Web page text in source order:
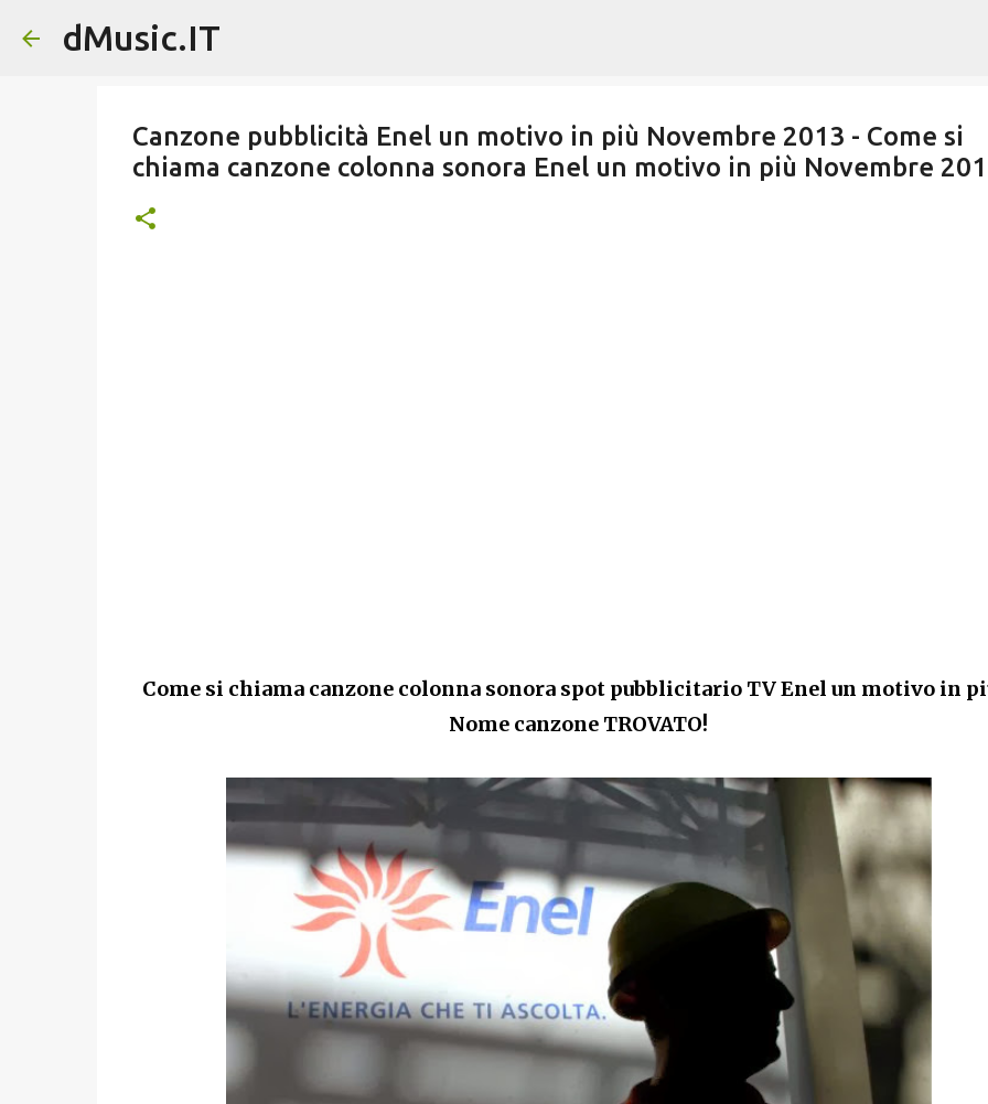
dMusic.IT
Canzone pubblicità Enel un motivo in più Novembre 2013 - Come si
chiama canzone colonna sonora Enel un motivo in più Novembre
Come si chiama canzone colonna sonora spot pubblicitario TV Enel un motivo in
Nome canzone TROVATO!